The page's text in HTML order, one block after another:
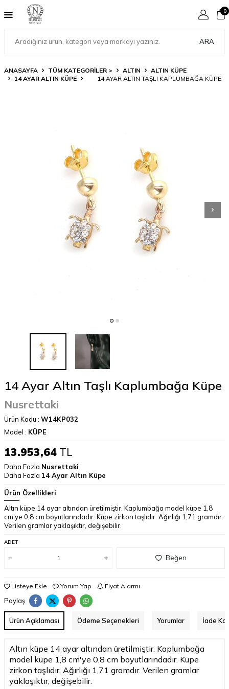
ARA
0
ANASAYFA TÜM KATEGORİLER > ALTIN
ALTIN KÜPE
14 AYAR ALTIN KÜPE
14 AYAR ALTIN TAŞLI KAPLUMBAĞA KÜPE
14 Ayar Altın Taşlı Kaplumbağa Küpe
Nusrettaki
Ürün Kodu : W14KP032
Model : KÜPE
13.953,64 TL
Daha Fazla Nusrettaki
Daha Fazla 14 Ayar Altın Küpe
Ürün Özellikleri
Altın küpe 14 ayar altından üretilmiştir. Kaplumbağa model küpe 1,8
cm'ye 0,8 cm boyutlarındadır. Küpe zirkon taşlıdır. Ağırlığı 1,71 gramdır.
Verilen gramlar yaklaşıktır, değişebilir.
ADET
Beğen
Listeye Ekle Yorum Yap Fiyat Alarmı
Paylaş
Ürün Açıklaması Ödeme Seçenekleri Yorumlar İade
Altın küpe 14 ayar altından üretilmiştir. Kaplumbağa
model küpe 1,8 cm'ye 0,8 cm boyutlarındadır. Küpe
zirkon taşlıdır. Ağırlığı 1,71 gramdır. Verilen gramlar
yaklaşıktır, değişebilir.